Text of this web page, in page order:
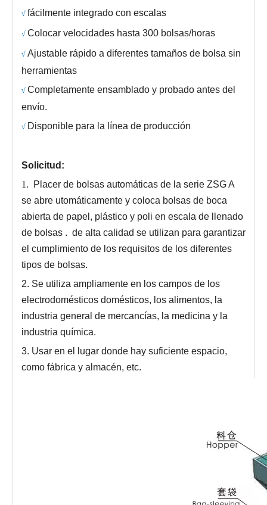
√ fácilmente integrado con escalas
√ Colocar velocidades hasta 300 bolsas/horas
√ Ajustable rápido a diferentes tamaños de bolsa sin
herramientas
√ Completamente ensamblado y probado antes del
envío.
√ Disponible para la línea de producción
Solicitud:
1.
Placer de bolsas automáticas de la serie ZSG A
se abre utomáticamente y coloca bolsas de boca
abierta de papel, plástico y poli en escala de llenado
de bolsas . de alta calidad se utilizan para garantizar
el cumplimiento de los requisitos de los diferentes
tipos de bolsas.
2. Se utiliza ampliamente en los campos de los
electrodomésticos domésticos, los alimentos, la
industria general de mercancías, la medicina y la
industria química.
3. Usar en el lugar donde hay suficiente espacio,
como fábrica y almacén, etc.